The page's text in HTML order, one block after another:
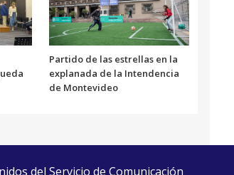
Partido de las estrellas en la
explanada de la Intendencia
de Montevideo
del Servicio de Comunicación